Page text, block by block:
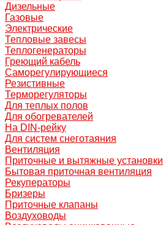
Дизельные
Газовые
Электрические
Тепловые завесы
Теплогенераторы
Греющий кабель
Саморегулирующиеся
Резистивные
Терморегуляторы
Для теплых полов
Для обогревателей
На DIN-рейку
Для систем снеготаяния
Вентиляция
Приточные и вытяжные установки
Бытовая приточная вентиляция
Рекуператоры
Бризеры
Приточные клапаны
Воздуховоды